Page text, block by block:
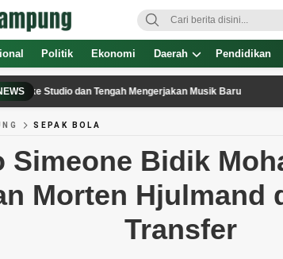
Politik Ekonomi Daerah Pendidikan
dan Tengah Mengerjakan Musik Baru
SEPAK BOLA
Simeone Bidik
Morten Hjulmand
Transfer